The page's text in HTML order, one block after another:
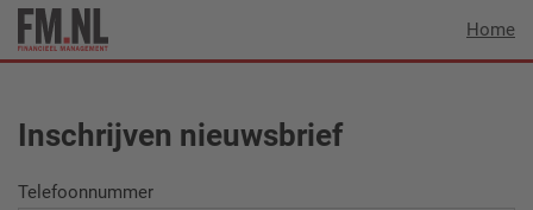
Home
Inschrijven nieuwsbrief
Telefoonnummer